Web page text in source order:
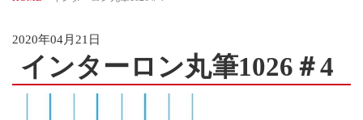
2020年04月21日
インターロン丸筆1026＃4